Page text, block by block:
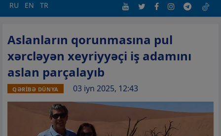
RU EN TR
Aslanların qorunmasına pul
xərcləyən xeyriyyəçi iş adamını
aslan parçalayıb
QƏRİBƏ DÜNYA 03 iyn 2025, 12:43